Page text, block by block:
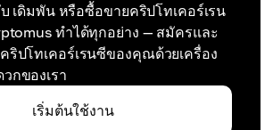
บ เดิมพัน หรือซื้อขายคริปโทเคอร์เรน
ทำได้ทุกอย่าง — สมัครและ
ริปโทเคอร์เรนซีของคุณด้วยเครื่อง
กของเรา
เริ่มต้นใช้งาน